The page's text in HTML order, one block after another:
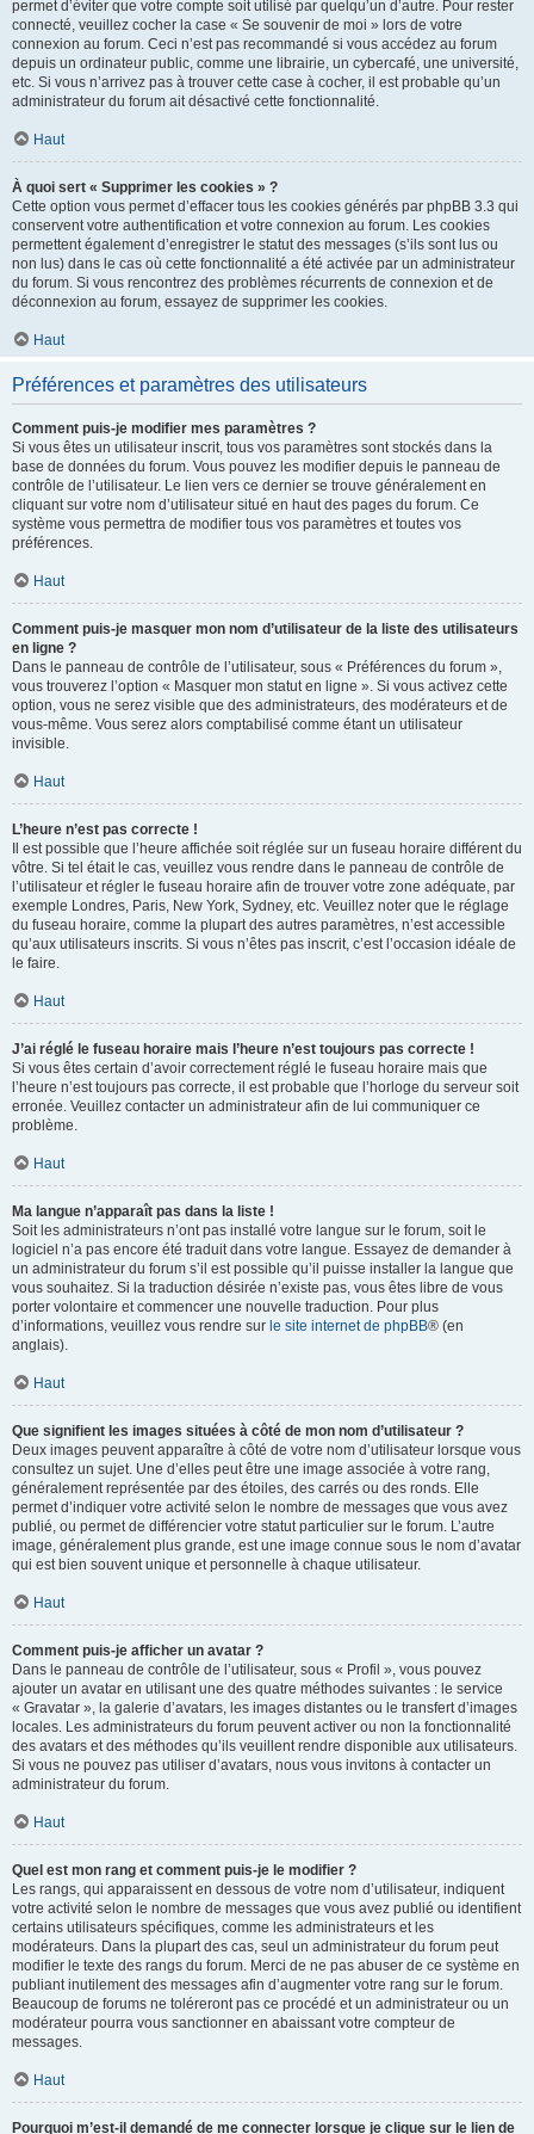
permet d’éviter que votre compte soit utilisé par quelqu’un d’autre. Pour rester
connecté, veuillez cocher la case « Se souvenir de moi » lors de votre
connexion au forum. Ceci n’est pas recommandé si vous accédez au forum
depuis un ordinateur public, comme une librairie, un cybercafé, une université,
etc. Si vous n’arrivez pas à trouver cette case à cocher, il est probable qu’un
administrateur du forum ait désactivé cette fonctionnalité.
Haut
À quoi sert « Supprimer les cookies » ?
Cette option vous permet d’effacer tous les cookies générés par phpBB 3.3 qui
conservent votre authentification et votre connexion au forum. Les cookies
permettent également d’enregistrer le statut des messages (s’ils sont lus ou
non lus) dans le cas où cette fonctionnalité a été activée par un administrateur
du forum. Si vous rencontrez des problèmes récurrents de connexion et de
déconnexion au forum, essayez de supprimer les cookies.
Haut
Préférences et paramètres des utilisateurs
Comment puis-je modifier mes paramètres ?
Si vous êtes un utilisateur inscrit, tous vos paramètres sont stockés dans la
base de données du forum. Vous pouvez les modifier depuis le panneau de
contrôle de l’utilisateur. Le lien vers ce dernier se trouve généralement en
cliquant sur votre nom d’utilisateur situé en haut des pages du forum. Ce
système vous permettra de modifier tous vos paramètres et toutes vos
préférences.
Haut
Comment puis-je masquer mon nom d’utilisateur de la liste des utilisateurs
en ligne ?
Dans le panneau de contrôle de l’utilisateur, sous « Préférences du forum »,
vous trouverez l’option « Masquer mon statut en ligne ». Si vous activez cette
option, vous ne serez visible que des administrateurs, des modérateurs et de
vous-même. Vous serez alors comptabilisé comme étant un utilisateur
invisible.
Haut
L’heure n’est pas correcte !
Il est possible que l’heure affichée soit réglée sur un fuseau horaire différent du
vôtre. Si tel était le cas, veuillez vous rendre dans le panneau de contrôle de
l’utilisateur et régler le fuseau horaire afin de trouver votre zone adéquate, par
exemple Londres, Paris, New York, Sydney, etc. Veuillez noter que le réglage
du fuseau horaire, comme la plupart des autres paramètres, n’est accessible
qu’aux utilisateurs inscrits. Si vous n’êtes pas inscrit, c’est l’occasion idéale de
le faire.
Haut
J’ai réglé le fuseau horaire mais l’heure n’est toujours pas correcte !
Si vous êtes certain d’avoir correctement réglé le fuseau horaire mais que
l’heure n’est toujours pas correcte, il est probable que l’horloge du serveur soit
erronée. Veuillez contacter un administrateur afin de lui communiquer ce
problème.
Haut
Ma langue n’apparaît pas dans la liste !
Soit les administrateurs n’ont pas installé votre langue sur le forum, soit le
logiciel n’a pas encore été traduit dans votre langue. Essayez de demander à
un administrateur du forum s’il est possible qu’il puisse installer la langue que
vous souhaitez. Si la traduction désirée n’existe pas, vous êtes libre de vous
porter volontaire et commencer une nouvelle traduction. Pour plus
d’informations, veuillez vous rendre sur le site internet de phpBB® (en
anglais).
Haut
Que signifient les images situées à côté de mon nom d’utilisateur ?
Deux images peuvent apparaître à côté de votre nom d’utilisateur lorsque vous
consultez un sujet. Une d’elles peut être une image associée à votre rang,
généralement représentée par des étoiles, des carrés ou des ronds. Elle
permet d’indiquer votre activité selon le nombre de messages que vous avez
publié, ou permet de différencier votre statut particulier sur le forum. L’autre
image, généralement plus grande, est une image connue sous le nom d’avatar
qui est bien souvent unique et personnelle à chaque utilisateur.
Haut
Comment puis-je afficher un avatar ?
Dans le panneau de contrôle de l’utilisateur, sous « Profil », vous pouvez
ajouter un avatar en utilisant une des quatre méthodes suivantes : le service
« Gravatar », la galerie d’avatars, les images distantes ou le transfert d’images
locales. Les administrateurs du forum peuvent activer ou non la fonctionnalité
des avatars et des méthodes qu’ils veuillent rendre disponible aux utilisateurs.
Si vous ne pouvez pas utiliser d’avatars, nous vous invitons à contacter un
administrateur du forum.
Haut
Quel est mon rang et comment puis-je le modifier ?
Les rangs, qui apparaissent en dessous de votre nom d’utilisateur, indiquent
votre activité selon le nombre de messages que vous avez publié ou identifient
certains utilisateurs spécifiques, comme les administrateurs et les
modérateurs. Dans la plupart des cas, seul un administrateur du forum peut
modifier le texte des rangs du forum. Merci de ne pas abuser de ce système en
publiant inutilement des messages afin d’augmenter votre rang sur le forum.
Beaucoup de forums ne toléreront pas ce procédé et un administrateur ou un
modérateur pourra vous sanctionner en abaissant votre compteur de
messages.
Haut
Pourquoi m’est-il demandé de me connecter lorsque je clique sur le lien de